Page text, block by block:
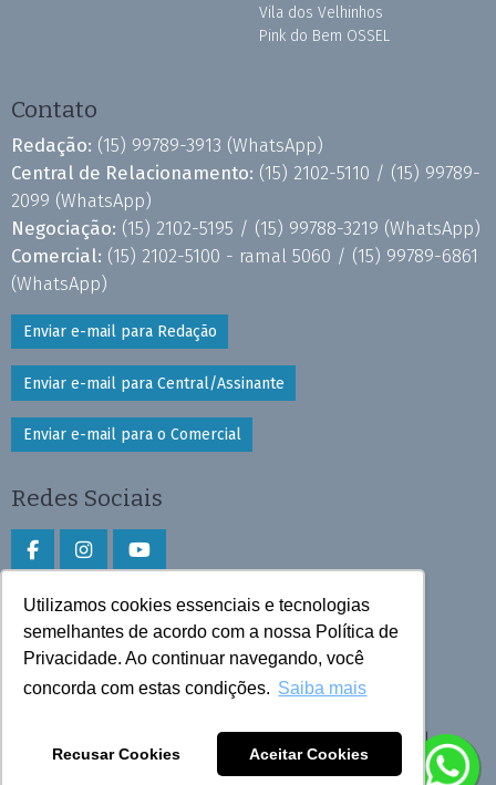
Utilizamos cookies essenciais e tecnologias
semelhantes de acordo com a nossa Política de
Privacidade. Ao continuar navegando, você
concorda com estas condições. Saiba mais
Recusar Cookies Aceitar Cookies
Vila dos Velhinhos
Pink do Bem OSSEL
Contato
Redação: (15) 99789-3913 (WhatsApp)
Central de Relacionamento: (15) 2102-5110 / (15) 99789-
2099 (WhatsApp)
Negociação: (15) 2102-5195 / (15) 99788-3219 (WhatsApp)
Comercial: (15) 2102-5100 - ramal 5060 / (15) 99789-6861
(WhatsApp)
Enviar e-mail para Redação
Enviar e-mail para Central/Assinante
Enviar e-mail para o Comercial
Redes Sociais
Faça download do aplicativo
Play Store e App Store
Todos os direitos reservados © 2026 Cruzeiro do Sul